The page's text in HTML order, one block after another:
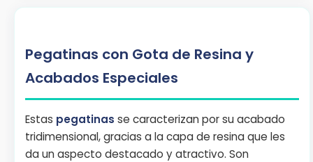
Pegatinas con Gota de Resina y
Acabados Especiales
Estas pegatinas se caracterizan por su acabado
tridimensional, gracias a la capa de resina que les
da un aspecto destacado y atractivo. Son